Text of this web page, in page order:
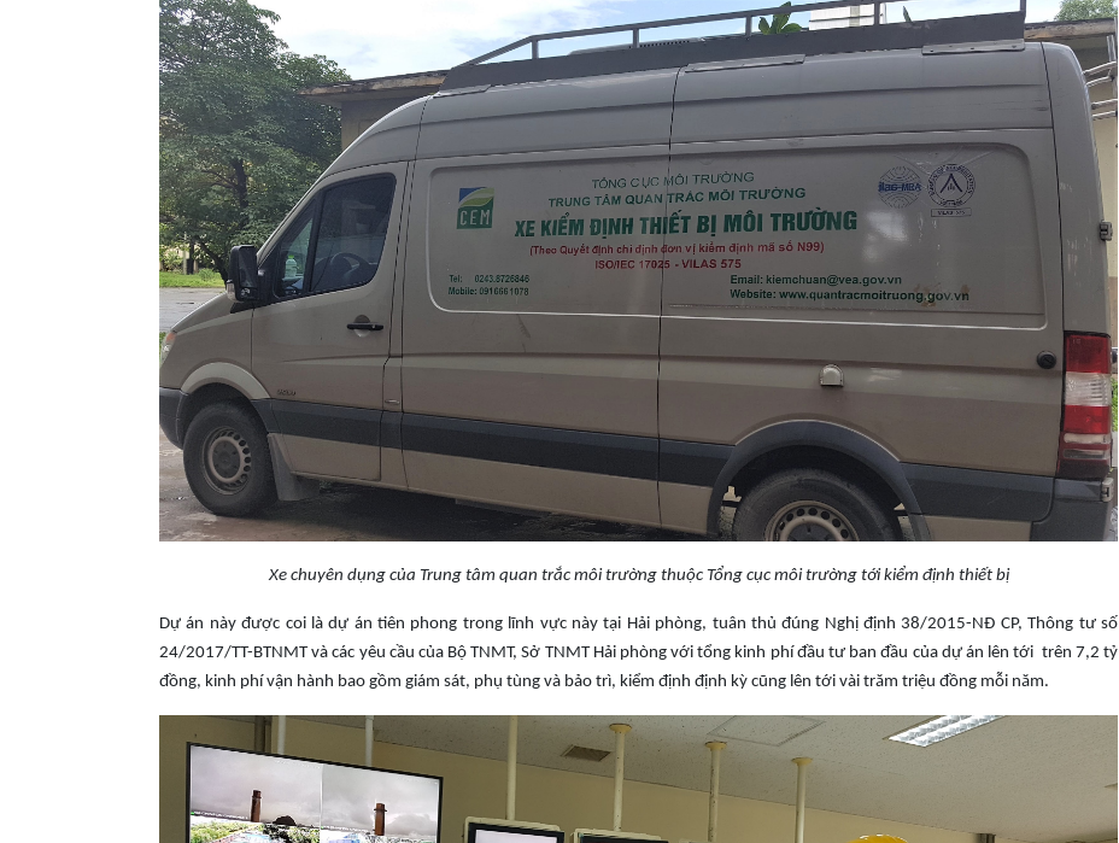
Xe chuyên dụng của Trung tâm quan trắc môi trường thuộc Tổng cục môi trường tới kiểm định thiết bị
Dự án này được coi là dự án tiên phong trong lĩnh vực này tại Hải phòng, tuân thủ đúng Nghị định 38/2015-NĐ CP, Thông tư số
24/2017/TT-BTNMT và các yêu cầu của Bộ TNMT, Sở TNMT Hải phòng với tổng kinh phí đầu tư ban đầu của dự án lên tới trên 7,2 tỷ
đồng, kinh phí vận hành bao gồm giám sát, phụ tùng và bảo trì, kiểm định định kỳ cũng lên tới vài trăm triệu đồng mỗi năm.